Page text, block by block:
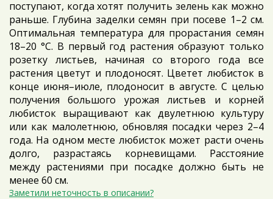
поступают, когда хотят получить зелень как можно
раньше. Глубина заделки семян при посеве 1–2 см.
Оптимальная температура для прорастания семян
18–20 °C. В первый год растения образуют только
розетку листьев, начиная со второго года все
растения цветут и плодоносят. Цветет любисток в
конце июня–июле, плодоносит в августе. С целью
получения большого урожая листьев и корней
любисток выращивают как двулетнюю культуру
или как малолетнюю, обновляя посадки через 2–4
года. На одном месте любисток может расти очень
долго, разрастаясь корневищами. Расстояние
между растениями при посадке должно быть не
менее 60 см.
Заметили неточность в описании?